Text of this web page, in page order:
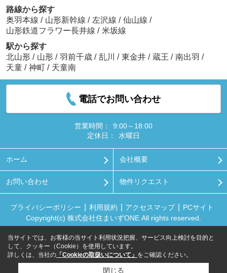
路線から探す
奥羽本線 / 山形新幹線 / 左沢線 / 仙山線 /
山形鉄道フラワー長井線 / 米坂線
駅から探す
北山形 / 山形 / 羽前千歳 / 乱川 / 東金井 / 蔵王 / 南出羽 /
天童 / 神町 / 天童南
電話でお問い合わせ
営業時間：
9:00～18:00
定休日：
水曜日
ホーム 会社概要
お問い合わせ 物件リクエスト
プライバシーポリシー 利用規約 アクセスマップ
PCサイト
Copyright(c) 株式会社住まいずONE All rights reserved.
当サイトでは、お客様の当サイト利用状況把握、サービス向上検討を目的と
して、クッキー（Cookie）を使用しています。
詳しくは、当社の 「Cookieの取扱いについて」 をご確認ください。
閉じる